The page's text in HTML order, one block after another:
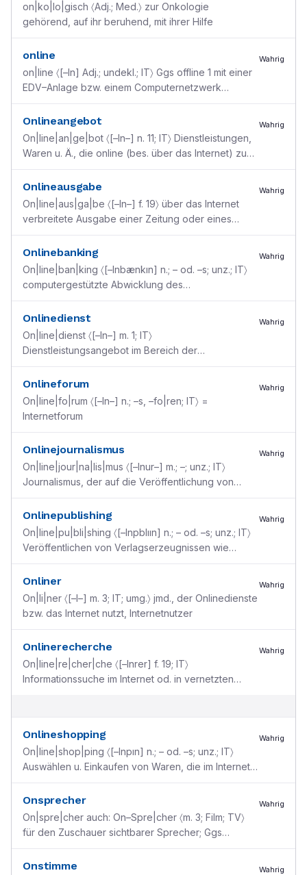
on|ko|lo|gisch 〈Adj.; Med.〉 zur Onkologie
gehörend, auf ihr beruhend, mit ihrer Hilfe
online
on|line 〈[–ln] Adj.; undekl.; IT〉 Ggs offline 1 mit einer
EDV–Anlage bzw. einem Computernetzwerk
arbeitend)...
Wahrig
Onlineangebot
On|line|an|ge|bot 〈[–ln–] n. 11; IT〉 Dienstleistungen,
Waren u. Ä., die online (bes. über das Internet) zum
Wahrig
Onlineausgabe
On|line|aus|ga|be 〈[–ln–] f. 19〉 über das Internet
verbreitete Ausgabe einer Zeitung oder eines
Wahrig
Onlinebanking
On|line|ban|king 〈[–lnbænkın] n.; – od. –s; unz.; IT〉
computergestützte Abwicklung des
banking ”Bankge
Wahrig
Onlinedienst
On|line|dienst 〈[–ln–] m. 1; IT〉
Dienstleistungsangebot im Bereich der
mit Verbindung zum Internet) [→ o
Wahrig
Onlineforum
On|line|fo|rum 〈[–ln–] n.; –s, –fo|ren; IT〉 =
Internetforum
Wahrig
Onlinejournalismus
On|line|jour|na|lis|mus 〈[–lnur–] m.; –; unz.; IT〉
Journalismus, der auf die Veröffentlichung von
Wahrig
Onlinepublishing
On|line|pu|bli|shing 〈[–lnpblıın] n.; – od. –s; unz.; IT〉
Veröffentlichen von Verlagserzeugnissen wie
Wahrig
Onliner
On|li|ner 〈[–l–] m. 3; IT; umg.〉 jmd., der Onlinedienste
bzw. das Internet nutzt, Internetnutzer
Wahrig
Onlinerecherche
On|line|re|cher|che 〈[–lnrer] f. 19; IT〉
Informationssuche im Internet od. in vernetzten
Wahrig
Onlineshopping
On|line|shop|ping 〈[–lnpın] n.; – od. –s; unz.; IT〉
Auswählen u. Einkaufen von Waren, die im Internet
Wahrig
Onsprecher
On|spre|cher auch: On–Spre|cher 〈m. 3; Film; TV〉
für den Zuschauer sichtbarer Sprecher; Ggs
Wahrig
Onstimme Wahrig